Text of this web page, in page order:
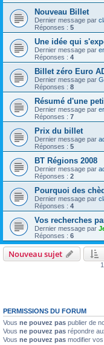
Nouveau Billet
Dernier message par
Réponses : 5
Une idée qui
Dernier message par
Réponses : 4
Billet zéro Euro
Dernier message par
Réponses : 8
Résumé d'une
Dernier message par
Réponses : 7
Prix du billet
Dernier message par
Réponses : 5
BT Régions 2008
Dernier message par
Réponses : 2
Pourquoi des
Dernier message par
Réponses : 4
Vos recherches
Dernier message par
Réponses : 6
Nouveau sujet
PERMISSIONS DU FORUM
Vous ne pouvez pas publier de
Vous ne pouvez pas répondre
Vous ne pouvez pas modifier